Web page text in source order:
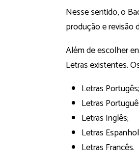
Nesse sentido, o
produção e revisão
Além de escolher
Letras existentes.
Letras Portugês;
Letras
Letras Inglês;
Letras
Letras Francês.